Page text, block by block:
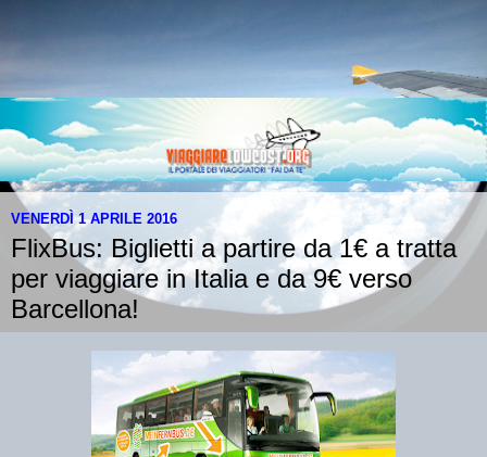
VENERDÌ 1 APRILE 2016
FlixBus: Biglietti a partire da 1€ a tratta
per viaggiare in Italia e da 9€ verso
Barcellona!